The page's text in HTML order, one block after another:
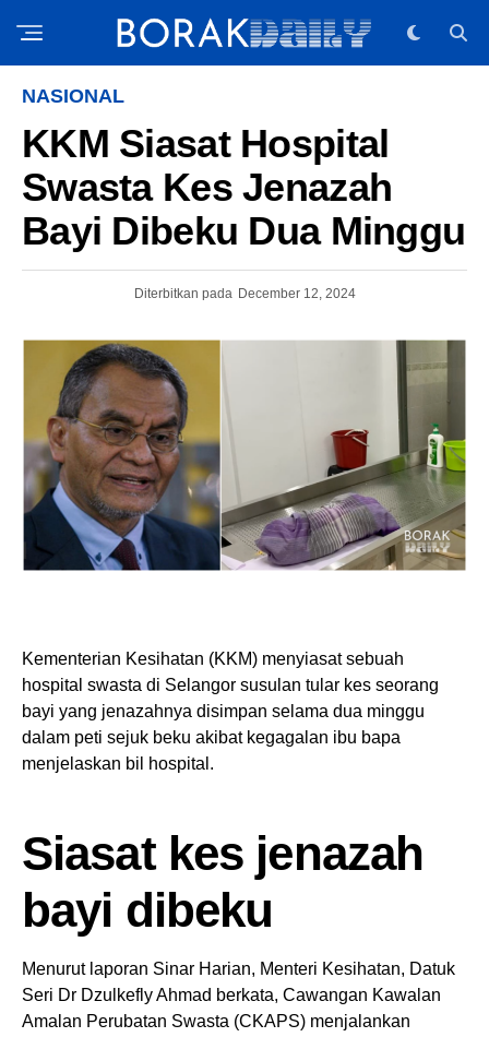
NASIONAL
KKM Siasat Hospital
Swasta Kes Jenazah
Bayi Dibeku Dua Minggu
Diterbitkan pada December 12, 2024
Kementerian Kesihatan (KKM) menyiasat sebuah
hospital swasta di Selangor susulan tular kes seorang
bayi yang jenazahnya disimpan selama dua minggu
dalam peti sejuk beku akibat kegagalan ibu bapa
menjelaskan bil hospital.
Siasat kes jenazah
bayi dibeku
Menurut laporan Sinar Harian, Menteri Kesihatan, Datuk
Seri Dr Dzulkefly Ahmad berkata, Cawangan Kawalan
Amalan Perubatan Swasta (CKAPS) menjalankan